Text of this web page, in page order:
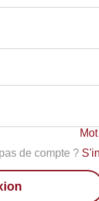
de compte ?